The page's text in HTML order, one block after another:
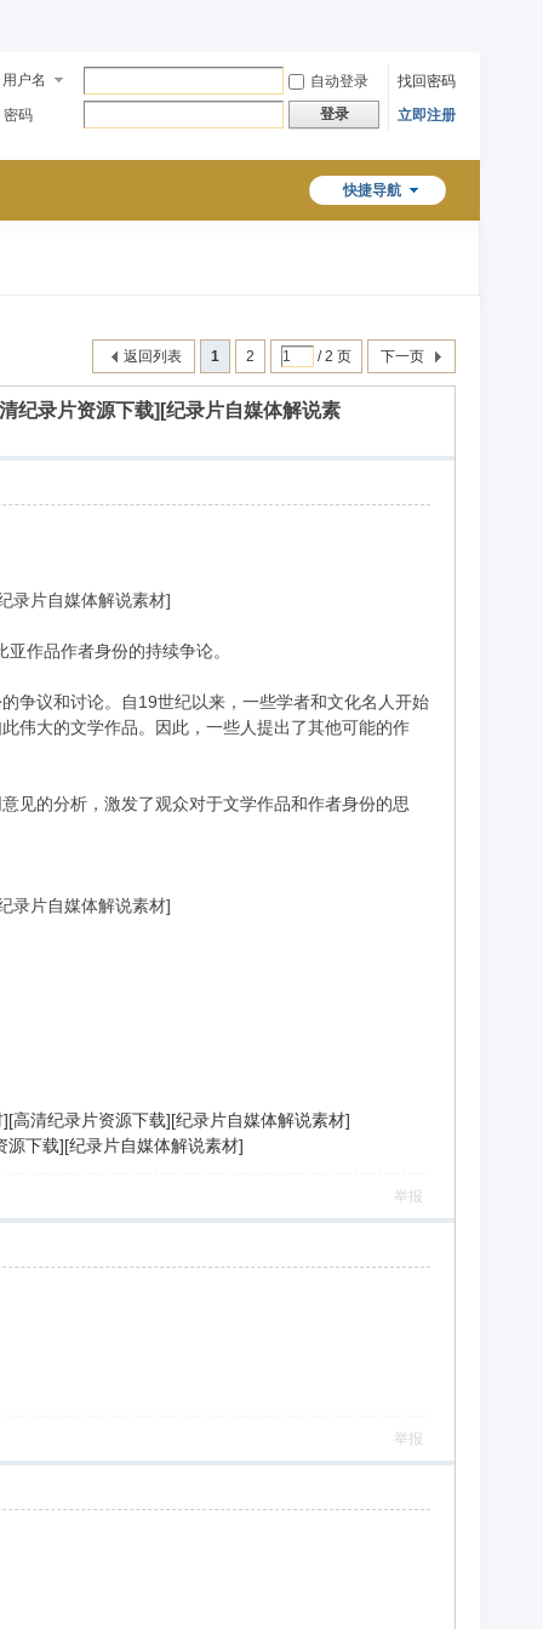
用户名 自动登录
找回密码
密码
登录 立即注册
快捷导航
1 2 / 2 页 下一页
返回列表
纪录片资源下载][纪录片自媒体解说素
录片自媒体解说素材]
作品作者身份的持续争论。
争议和讨论。自19世纪以来，一些学者和文化名人开始
伟大的文学作品。因此，一些人提出了其他可能的作
见的分析，激发了观众对于文学作品和作者身份的思
录片自媒体解说素材]
高清纪录片资源下载][纪录片自媒体解说素材]
源下载][纪录片自媒体解说素材]
举报
举报